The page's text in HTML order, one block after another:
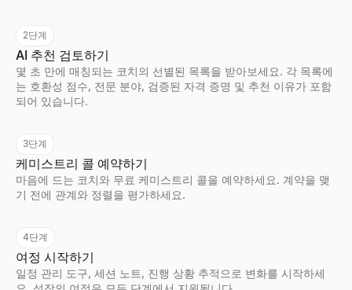
2단계
AI 추천 검토하기
몇 초 만에 매칭되는 코치의 선별된 목록을 받아보세요. 각 목록에
는 호환성 점수, 전문 분야, 검증된 자격 증명 및 추천 이유가 포함
되어 있습니다.
3단계
케미스트리 콜 예약하기
마음에 드는 코치와 무료 케미스트리 콜을 예약하세요. 계약을 맺
기 전에 관계와 정렬을 평가하세요.
4단계
여정 시작하기
일정 관리 도구, 세션 노트, 진행 상황 추적으로 변화를 시작하세